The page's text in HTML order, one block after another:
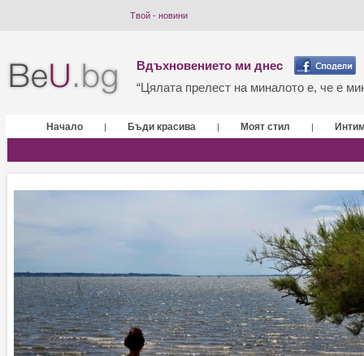
Твой - новини
Вдъхновението ми днес
“Цялата прелест на миналото е, че е
Начало | Бъди красива | Моят стил |